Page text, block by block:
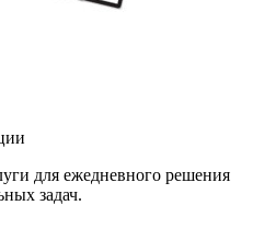
для ежедневного решения
задач.